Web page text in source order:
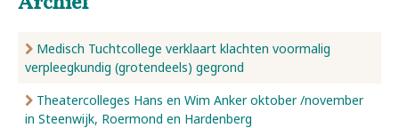
Werkwijze
Nieuws
Medisch Tuchtcollege verklaart klachten voormalig
verpleegkundig (grotendeels) gegrond
Theatercolleges Hans en Wim Anker oktober /november
in Steenwijk, Roermond en Hardenberg